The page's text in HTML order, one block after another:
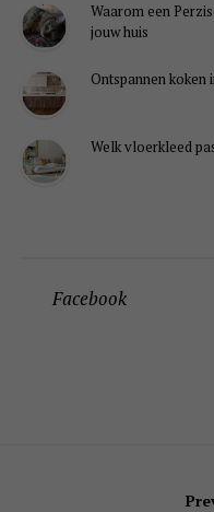
Waarom een
jouw huis
Ontspannen koken
Welk vloerkleed
Facebook